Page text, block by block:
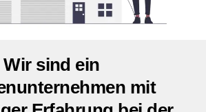
Wir sind ein
mit